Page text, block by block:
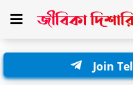
Join